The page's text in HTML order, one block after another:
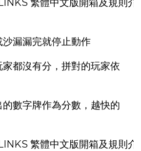
漏漏完就停止動作
都沒有分，拼對的玩家依
數字牌作為分數，越快的